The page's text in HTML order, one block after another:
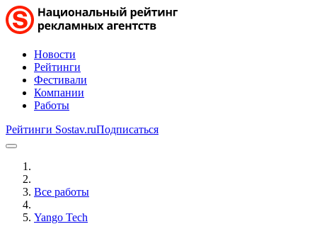
Новости
Рейтинги
Фестивали
Компании
Работы
Рейтинги Sostav.ruПодписаться
Все работы
Yango Tech